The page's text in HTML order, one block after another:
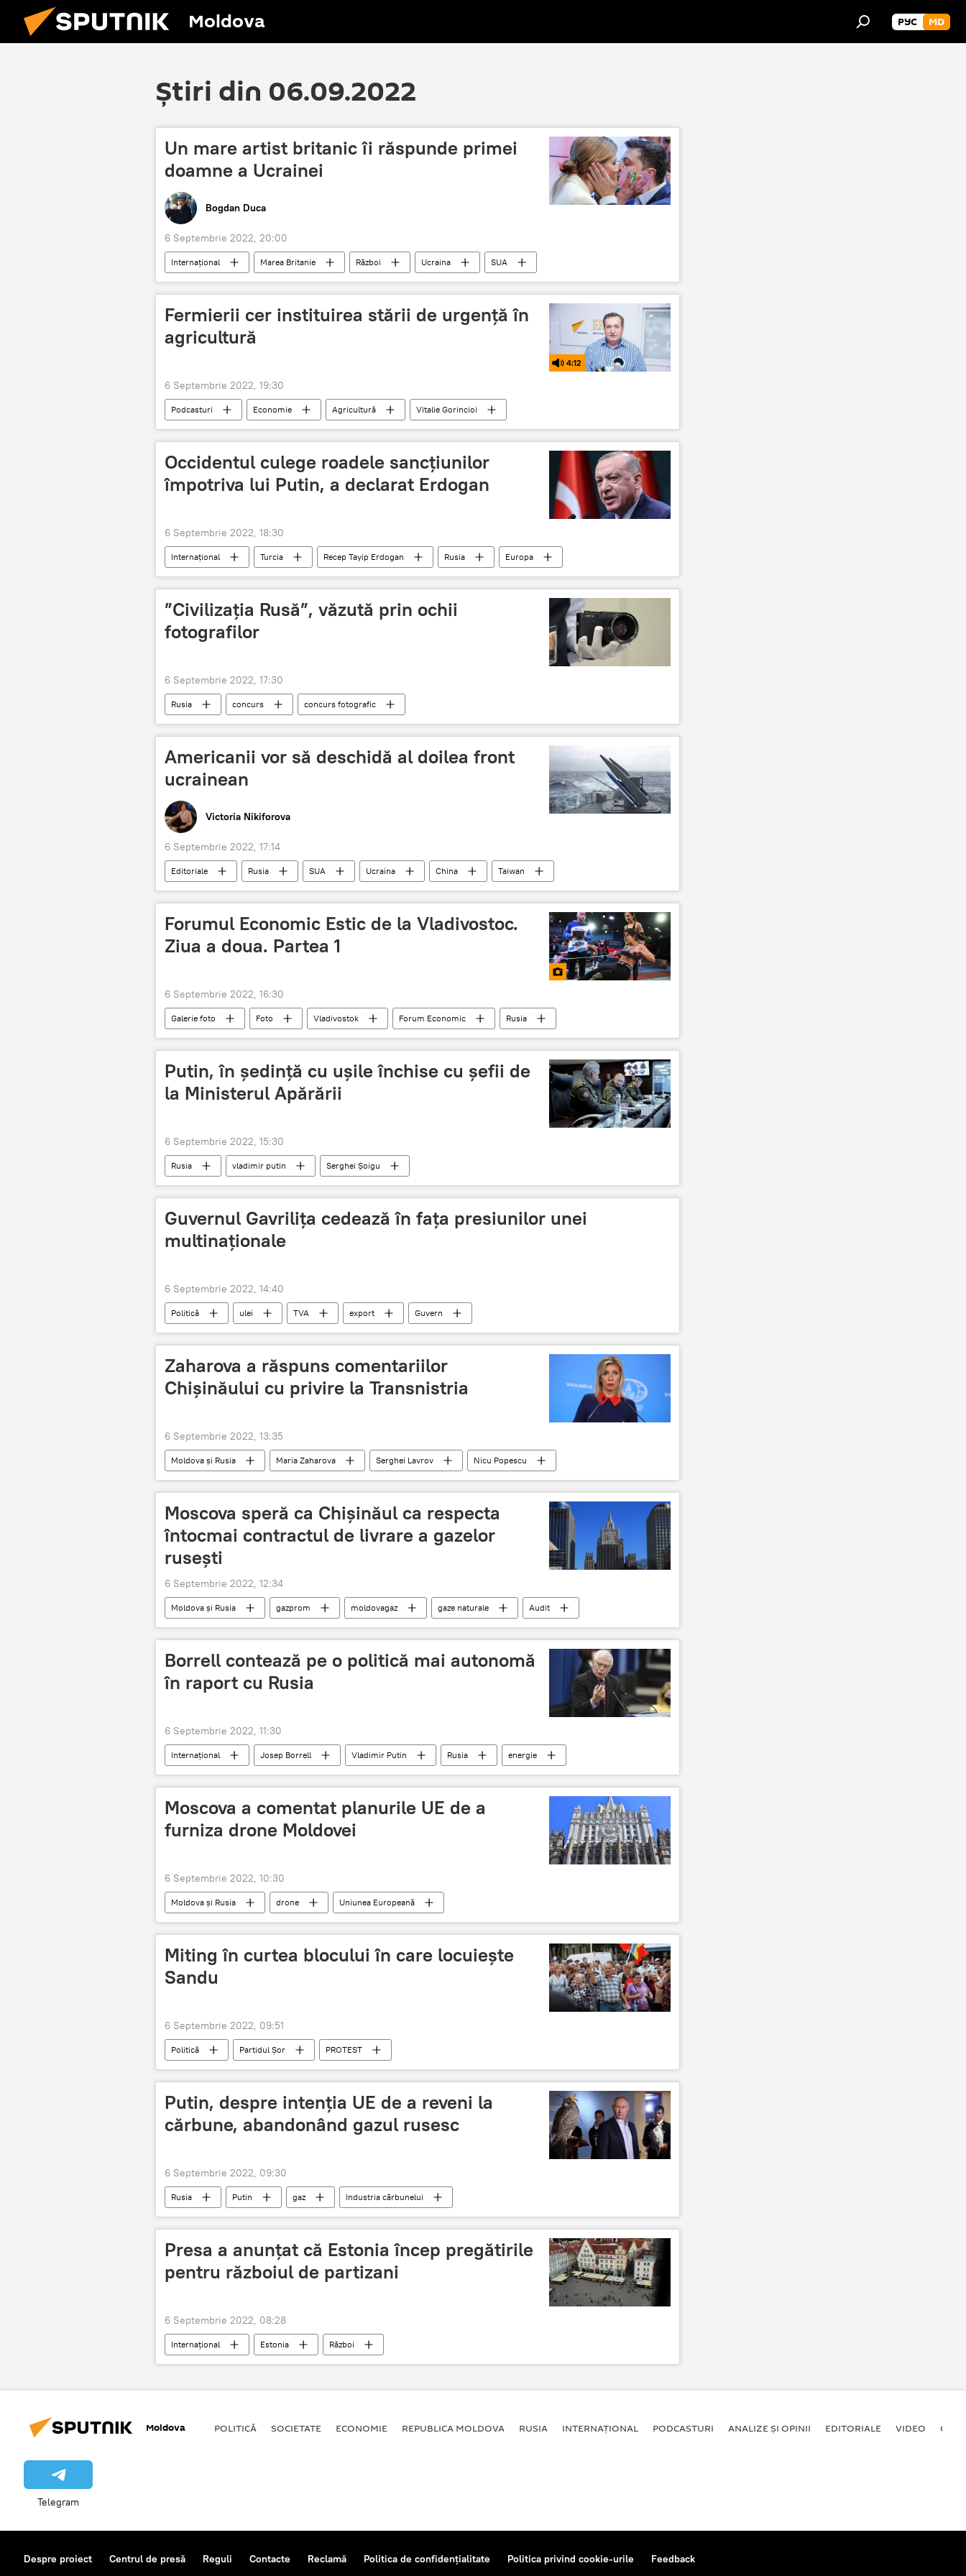
Moldova РУС MD
Știri din 06.09.2022
Un mare artist britanic îi răspunde primei
doamne a Ucrainei
Bogdan Duca
6 Septembrie 2022, 20:00
Internațional Marea Britanie Război Ucraina SUA
Fermierii cer instituirea stării de urgență în
agricultură
4:12
6 Septembrie 2022, 19:30
Podcasturi Economie Agricultură Vitalie Gorincioi
Occidentul culege roadele sancțiunilor
împotriva lui Putin, a declarat Erdogan
6 Septembrie 2022, 18:30
Internațional Turcia Recep Tayip Erdogan Rusia Europa
”Civilizația Rusă”, văzută prin ochii
fotografilor
6 Septembrie 2022, 17:30
Rusia concurs concurs fotografic
Americanii vor să deschidă al doilea front
ucrainean
Victoria Nikiforova
6 Septembrie 2022, 17:14
Editoriale Rusia SUA Ucraina China Taiwan
Forumul Economic Estic de la Vladivostoc.
Ziua a doua. Partea 1
6 Septembrie 2022, 16:30
Galerie foto Foto Vladivostok Forum Economic
Rusia
Extremul Orient
Putin, în ședință cu ușile închise cu șefii de
la Ministerul Apărării
6 Septembrie 2022, 15:30
Rusia vladimir putin Serghei Șoigu
Guvernul Gavrilița cedează în fața presiunilor unei
multinaționale
6 Septembrie 2022, 14:40
Politică ulei TVA export Guvern
Zaharova a răspuns comentariilor
Chișinăului cu privire la Transnistria
6 Septembrie 2022, 13:35
Moldova și Rusia Maria Zaharova Serghei Lavrov Nicu Popescu
Moscova speră ca Chișinăul ca respecta
întocmai contractul de livrare a gazelor
rusești
6 Septembrie 2022, 12:34
Moldova și Rusia gazprom moldovagaz gaze naturale Audit
Borrell contează pe o politică mai autonomă
în raport cu Rusia
6 Septembrie 2022, 11:30
Internațional Josep Borrell Vladimir Putin Rusia energie
Moscova a comentat planurile UE de a
furniza drone Moldovei
6 Septembrie 2022, 10:30
Moldova și Rusia drone Uniunea Europeană
Miting în curtea blocului în care locuiește
Sandu
6 Septembrie 2022, 09:51
Politică Partidul Șor PROTEST
Putin, despre intenția UE de a reveni la
cărbune, abandonând gazul rusesc
6 Septembrie 2022, 09:30
Rusia Putin gaz Industria cărbunelui
Presa a anunțat că Estonia încep pregătirile
pentru războiul de partizani
6 Septembrie 2022, 08:28
Internațional Estonia Război
Moldova POLITICĂ SOCIETATE ECONOMIE REPUBLICA MOLDOVA RUSIA INTERNAȚIONAL PODCASTURI ANALIZE ȘI OPINII EDITORIALE VIDEO
Telegram
Despre proiect Centrul de presă Reguli Contacte Reclamă Politica de confidențialitate Politica privind cookie-urile Feedback